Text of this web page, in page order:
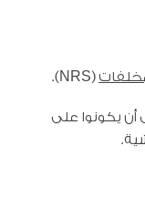
(NRS).
يكونوا على